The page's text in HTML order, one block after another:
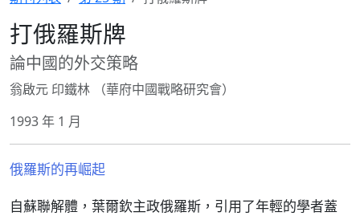
打俄羅斯牌
論中國的外交策略
翁啟元 印鐵林 （華府中國戰略研究會）
1993 年 1 月
俄羅斯的再崛起
自蘇聯解體，葉爾欽主政俄羅斯，引用了年輕的學者蓋